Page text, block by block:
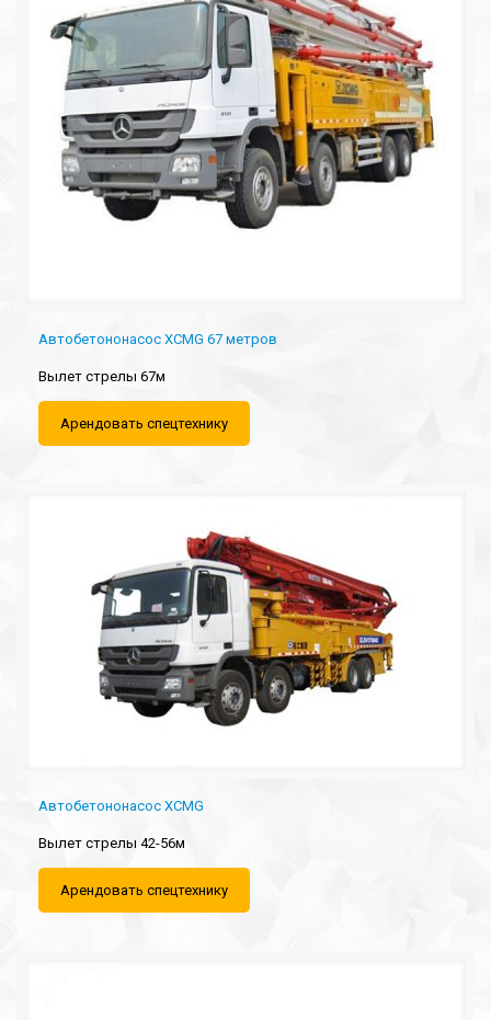
Автобетононасос XCMG 67 метров
Вылет стрелы 67м
Арендовать спецтехнику
Автобетононасос XCMG
Вылет стрелы 42-56м
Арендовать спецтехнику